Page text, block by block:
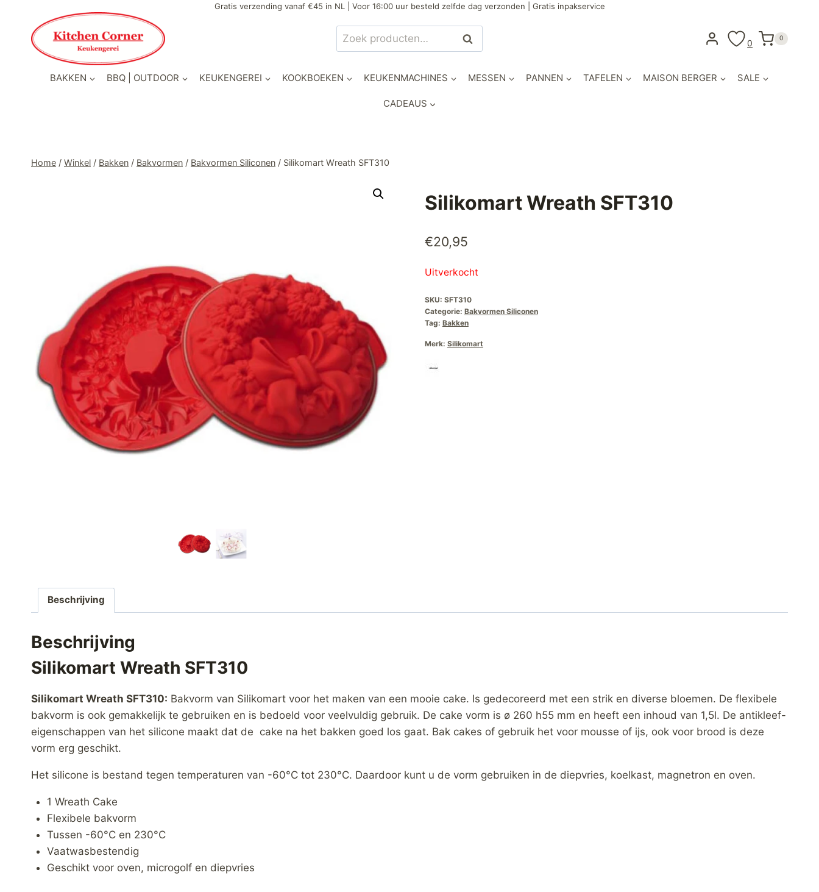
inhoud
Gratis verzending vanaf €45 in NL | Voor 16:00 uur besteld zelfde dag verzonden | Gratis inpakservice
Zoeken
naar:
Zoeken 0 0
BAKKEN BBQ | OUTDOOR KEUKENGEREI KOOKBOEKEN KEUKENMACHINES MESSEN PANNEN TAFELEN MAISON BERGER SALE
CADEAUS
Home / Winkel / Bakken / Bakvormen / Bakvormen Siliconen / Silikomart Wreath SFT310
Silikomart Wreath SFT310
€20,95
Uitverkocht
SKU: SFT310
Categorie: Bakvormen Siliconen
Tag: Bakken
Merk: Silikomart
Beschrijving
Beschrijving
Silikomart Wreath SFT310
Silikomart Wreath SFT310: Bakvorm van Silikomart voor het maken van een mooie cake. Is gedecoreerd met een strik en diverse bloemen. De flexibele
bakvorm is ook gemakkelijk te gebruiken en is bedoeld voor veelvuldig gebruik. De cake vorm is ø 260 h55 mm en heeft een inhoud van 1,5l. De antikleef-
eigenschappen van het silicone maakt dat de cake na het bakken goed los gaat. Bak cakes of gebruik het voor mousse of ijs, ook voor brood is deze
vorm erg geschikt.
Het silicone is bestand tegen temperaturen van -60°C tot 230°C. Daardoor kunt u de vorm gebruiken in de diepvries, koelkast, magnetron en oven.
1 Wreath Cake
Flexibele bakvorm
Tussen -60°C en 230°C
Vaatwasbestendig
Geschikt voor oven, microgolf en diepvries